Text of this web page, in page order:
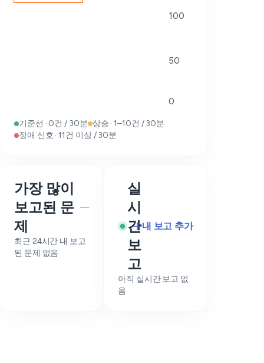
100
50
0
기준선 · 0건 / 30분 상승 · 1–10건 / 30분
장애 신호 · 11건 이상 / 30분
가장 많이
보고된 문
제
—
최근 24시간 내 보고
된 문제 없음
실
시
간
보
고
내 보고 추가
아직 실시간 보고 없
음